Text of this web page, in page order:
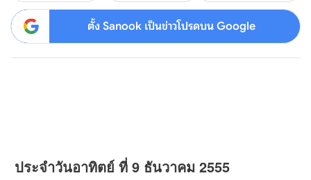
ตั้ง Sanook เป็นข่าวโปรดบน Google
ประจำวันอาทิตย์ ที่ 9 ธันวาคม 2555